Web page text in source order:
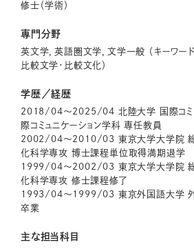
修士（学術）
専門分野
英文学，英語圏文学，文学一般 （キーワード
比較文学・比較文化）
学歴／経歴
2018/04～2025/04 北陸大学 国際コミ
際コミュニケーション学科 専任教員
2002/04～2010/03 東京大学大学院
化科学専攻 博士課程単位取得満期退学
1999/04～2002/03 東京大学大学院
化科学専攻 修士課程修了
1993/04～1999/03 東京外国語大学
卒業
主な担当科目